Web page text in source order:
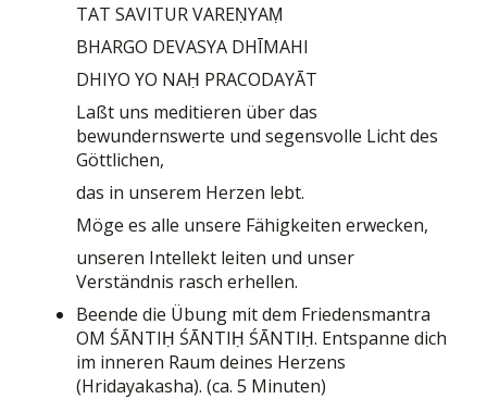
TAT SAVITUR VAREṆYAṂ
BHARGO DEVASYA DHĪMAHI
DHIYO YO NAḤ PRACODAYĀT
Laßt uns meditieren über das
bewundernswerte und segensvolle Licht des
Göttlichen,
das in unserem Herzen lebt.
Möge es alle unsere Fähigkeiten erwecken,
unseren Intellekt leiten und unser
Verständnis rasch erhellen.
Beende die Übung mit dem Friedensmantra
OM ŚĀNTIḤ ŚĀNTIḤ ŚĀNTIḤ. Entspanne dich
im inneren Raum deines Herzens
(Hridayakasha). (ca. 5 Minuten)